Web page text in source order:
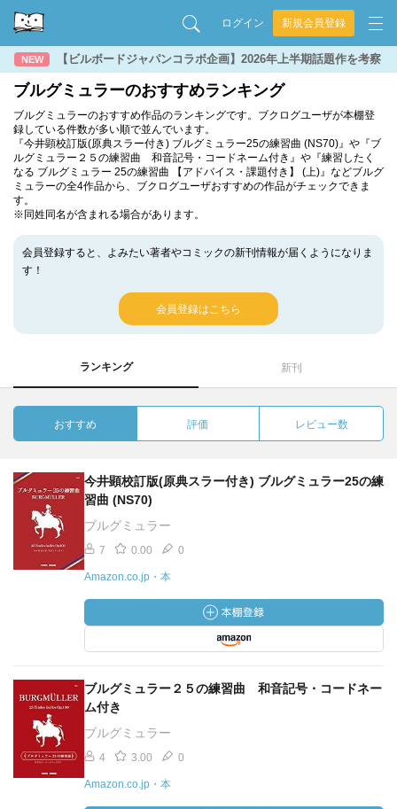
ログイン 新規会員登録
NEW 【ビルボードジャパンコラボ企画】2026年上半期話題作を考察
ブルグミュラーのおすすめランキング
ブルグミュラーのおすすめ作品のランキングです。ブクログユーザが本棚登
録している件数が多い順で並んでいます。
『今井顕校訂版(原典スラー付き) ブルグミュラー25の練習曲 (NS70)』や『ブ
ルグミュラー２５の練習曲 和音記号・コードネーム付き』や『練習したく
なる ブルグミュラー 25の練習曲 【アドバイス・課題付き】 (上)』などブルグ
ミュラーの全4作品から、ブクログユーザおすすめの作品がチェックできま
す。
※同姓同名が含まれる場合があります。
会員登録すると、よみたい著者やコミックの新刊情報が届くようになりま
す！
会員登録はこちら
ランキング 新刊
おすすめ 評価 レビュー数
今井顕校訂版(原典スラー付き) ブルグミュラー25の練
習曲 (NS70)
ブルグミュラー
7 0.00 0
Amazon.co.jp・本
ブルグミュラー２５の練習曲 和音記号・コードネー
ム付き
ブルグミュラー
4 3.00 0
Amazon.co.jp・本